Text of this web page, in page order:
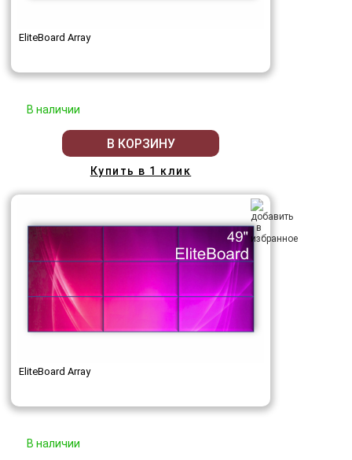
EliteBoard Array
В наличии
В КОРЗИНУ
Купить в 1 клик
EliteBoard Array
В наличии